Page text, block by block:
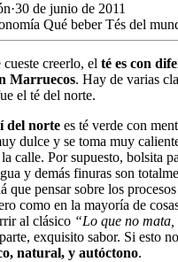
·30 de junio de 2011
Qué beberTés del
creerlo, el té es con
Marruecos. Hay de varias
el té del norte.
del norte es té verde con
dulce y se toma muy
calle. Por supuesto, bolsita
y demás finuras son
que pensar sobre los
como en la mayoría de
al clásico “Lo que no mata,
exquisito sabor. Si esto
natural, y autóctono.